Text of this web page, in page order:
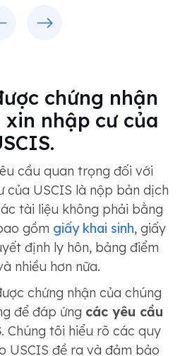
chứng nhận
xin nhập cư của
cầu quan trọng đối với
của USCIS là nộp bản dịch
tài liệu không phải bằng
gồm giấy khai sinh, giấy
định ly hôn, bảng điểm
nhiều hơn nữa.
chứng nhận của chúng
để đáp ứng các yêu cầu
. Chúng tôi hiểu rõ các quy
USCIS đề ra và đảm bảo